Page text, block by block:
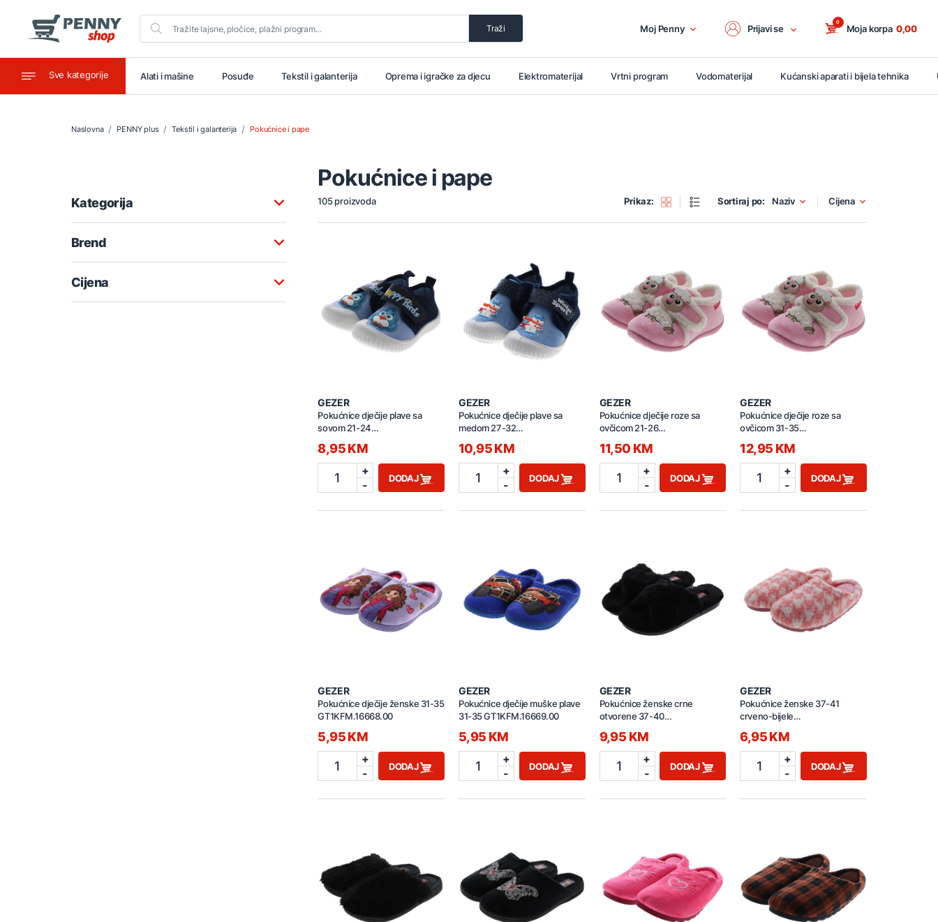
Traži Moj Penny Prijavi se Moja korpa
0
0,00
Sve kategorije
Ugostiteljstvo Alati i mašine Posuđe Tekstil i galanterija Oprema i igračke za djecu Elektromaterijal Vrtni program Vodomaterijal Kućanski aparati i bijela tehnika
Naslovna PENNY plus Tekstil i galanterija Pokućnice i pape
Pokućnice i pape
105 proizvoda Prikaz: Sortiraj po: Naziv Cijena
Kategorija
Brend
Cijena
GEZER
Pokućnice dječije plave sa
sovom 21-24
8,95 KM
1
+
-
DODAJ
GEZER
Pokućnice dječije plave sa
medom 27-32
10,95 KM
1
+
-
DODAJ
GEZER
Pokućnice dječije roze sa
ovčicom 21-26
11,50 KM
1
+
-
DODAJ
GEZER
Pokućnice dječije roze sa
ovčicom 31-35
12,95 KM
1
+
-
DODAJ
GEZER
Pokućnice dječije ženske 31-35
GT1KFM.16668.00
5,95 KM
1
+
-
DODAJ
GEZER
Pokućnice dječije muške plave
31-35 GT1KFM.16669.00
5,95 KM
1
+
-
DODAJ
GEZER
Pokućnice ženske crne
otvorene 37-40
9,95 KM
1
+
-
DODAJ
GEZER
Pokućnice ženske 37-41
crveno-bijele
6,95 KM
1
+
-
DODAJ